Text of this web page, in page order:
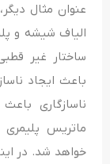
عنوان مثال
ساختار غیر
باعث ایجاد
ناسازگاری
ماتریس